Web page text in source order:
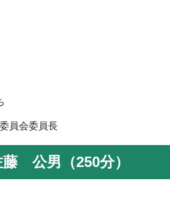
員会委員長
公男（250分）